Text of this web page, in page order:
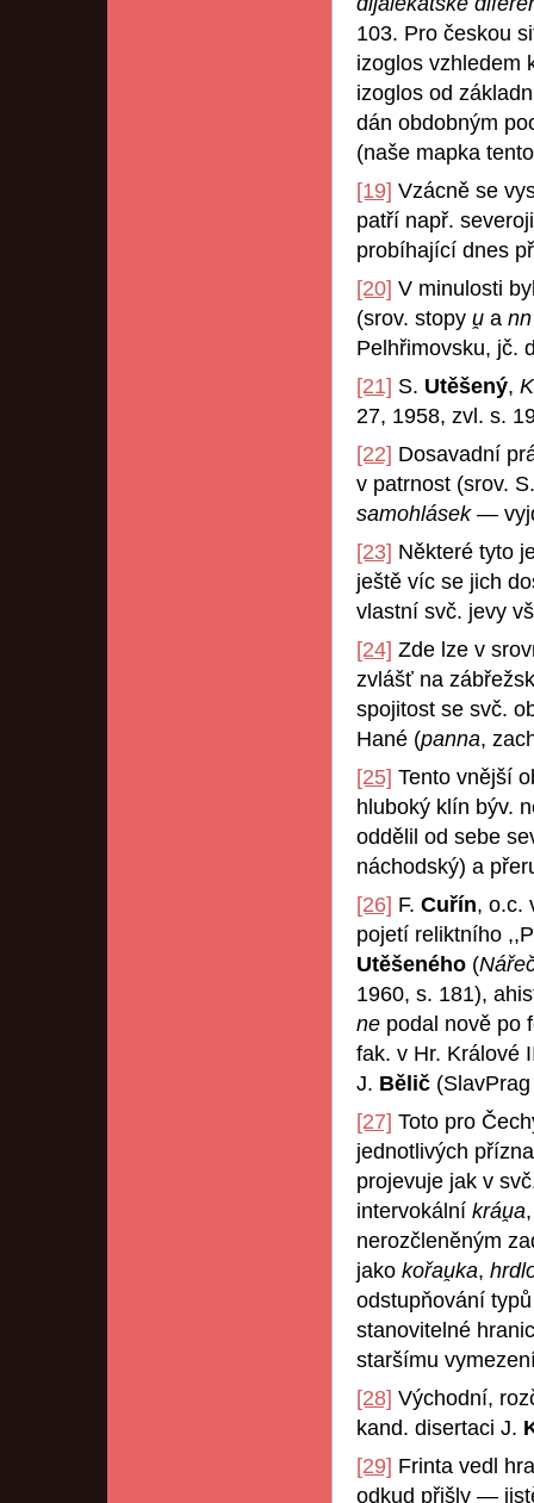
103. Pro českou
izoglos vzhledem
izoglos od
dán obdobným
(naše mapka
[19] Vzácně se
patří např.
probíhající dnes
[20] V minulosti
(srov. stopy u̯ a
Pelhřimovsku, jč.
[21] S. Utěšený,
27, 1958, zvl. s.
[22] Dosavadní
v patrnost (srov.
samohlásek —
[23] Některé tyto
ještě víc se jich
vlastní svč. jevy
[24] Zde lze v
zvlášť na
spojitost se svč.
Hané (panna,
[25] Tento vnější
hluboký klín býv.
oddělil od sebe
náchodský) a
[26] F. Cuřín, o.c.
pojetí reliktního
Utěšeného (
1960, s. 181),
ne podal nově po
fak. v Hr. Králové
J. Bělič
[27] Toto pro
jednotlivých
projevuje jak v
intervokální kráu̯a
nerozčleněným
jako kořau̯ka,
odstupňování
stanovitelné
staršímu
[28] Východní,
kand. disertaci J.
[29] Frinta vedl
odkud přišly —